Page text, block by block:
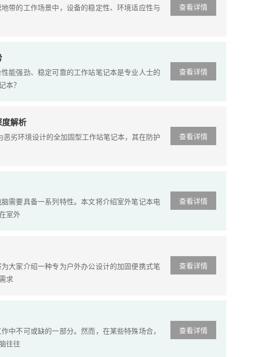
查看详情
带的工作场景中，设备的稳定性、环境适应性与
查看详情
能强劲、稳定可靠的工作站笔记本是专业人士的
本？
查看详情
解析
劣环境设计的全加固型工作站笔记本，其在防护
查看详情
需要具备一系列特性。本文将介绍室外笔记本电
室外
查看详情
大家介绍一种专为户外办公设计的加固便携式笔
求
查看详情
不可或缺的一部分。然而，在某些特殊场合，
往往